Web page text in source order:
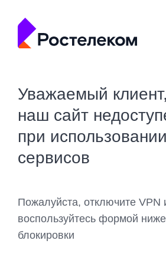
Уважаемый клиент,
наш сайт
при
сервисов
Пожалуйста, отключите VPN
воспользуйтесь формой
блокировки